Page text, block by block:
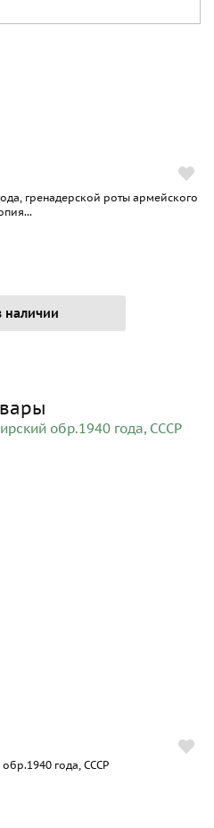
гренадерской роты армейского
наличии
года, СССР